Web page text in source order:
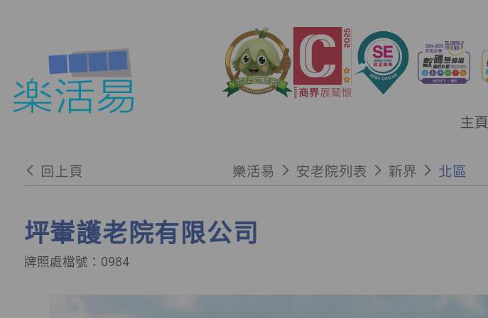
主頁
回上頁 樂活易 安老院列表 新界 北區
坪輋護老院有限公司
牌照處檔號：0984